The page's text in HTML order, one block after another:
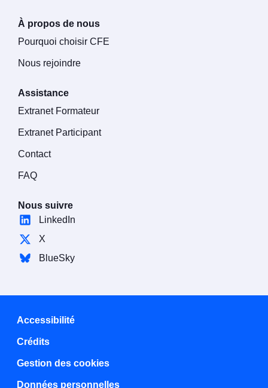
À propos de nous
Pourquoi choisir CFE
Nous rejoindre
Assistance
Extranet Formateur
Extranet Participant
Contact
FAQ
Nous suivre
LinkedIn
X
BlueSky
Accessibilité
Crédits
Gestion des cookies
Données personnelles